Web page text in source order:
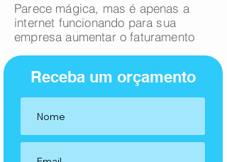
Parece mágica, mas é apenas a
internet funcionando para sua
empresa aumentar o faturamento
Receba um orçamento